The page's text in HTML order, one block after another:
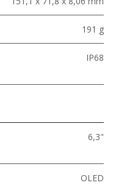
191 g
IP68
6,3"
OLED